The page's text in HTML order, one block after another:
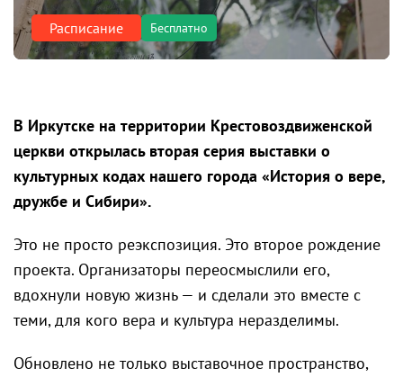
Расписание Бесплатно
В Иркутске на территории Крестовоздвиженской
церкви открылась вторая серия выставки о
культурных кодах нашего города «История о вере,
дружбе и Сибири».
Это не просто реэкспозиция. Это второе рождение
проекта. Организаторы переосмыслили его,
вдохнули новую жизнь — и сделали это вместе с
теми, для кого вера и культура неразделимы.
Обновлено не только выставочное пространство,